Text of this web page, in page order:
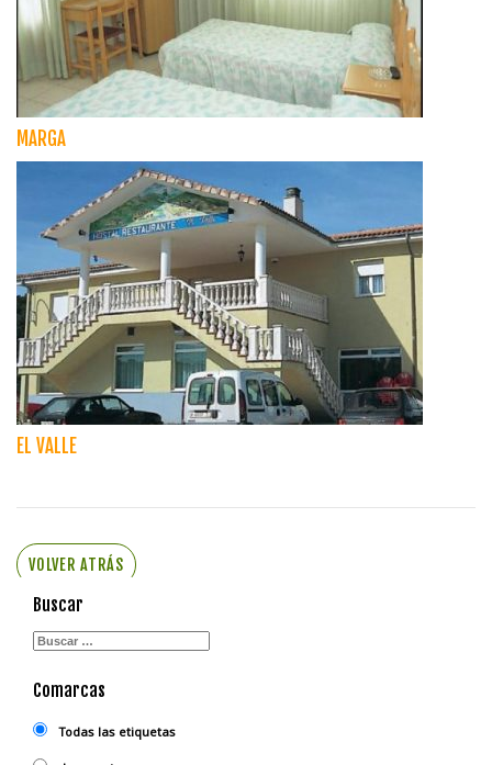
MARGA
EL VALLE
VOLVER ATRÁS
Buscar
Comarcas
Todas las etiquetas